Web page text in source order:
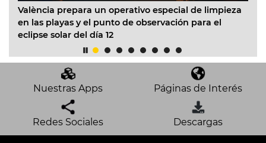
València prepara un operativo especial de limpieza
en las playas y el punto de observación para el
eclipse solar del día 12
Nuestras Apps Páginas de Interés
Redes Sociales Descargas